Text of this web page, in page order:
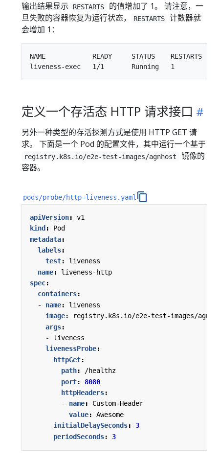
输出结果显示 RESTARTS
的值增加了 1。 请注意，一
旦失败的容器恢复为运行状态，
RESTARTS
计数器就
会增加 1：
NAME            READY     STATUS    RESTARTS
定义一个存活态 HTTP 请求接口
另外一种类型的存活探测方式是使用 HTTP GET 请
求。 下面是一个 Pod 的配置文件，其中运行一个基于
registry.k8s.io/e2e-test-images/agnhost
镜像的
容器。
pods/probe/http-liveness.yaml
apiVersion:
v1
kind :
Pod
metadata:
labels:
test:
liveness
name:
liveness-http
spec:
containers:
- name:
liveness
image:
registry.k8s.io/e2e-test-images/
args:
- liveness
livenessProbe:
httpGet:
path:
/healthz
port:
8080
httpHeaders:
- name:
Custom-Header
value:
Awesome
initialDelaySeconds:
3
periodSeconds: 3